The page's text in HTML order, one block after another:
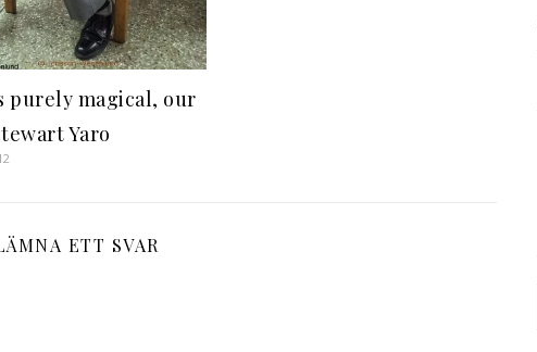
purely magical, our
Yaro
ETT SVAR